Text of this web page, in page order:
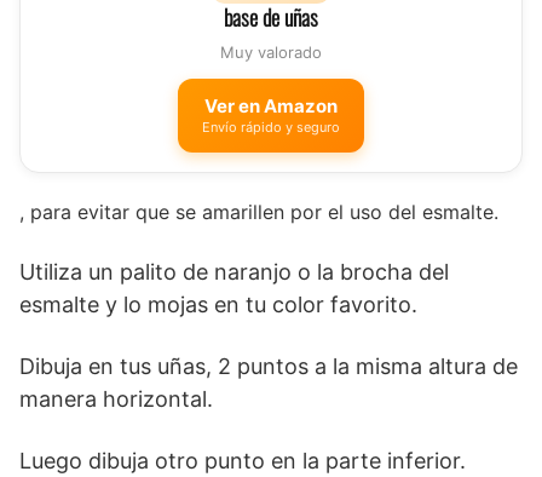
base de uñas
Muy valorado
Ver en Amazon
Envío rápido y seguro
, para evitar que se amarillen por el uso del esmalte.
Utiliza un palito de naranjo o la brocha del
esmalte y lo mojas en tu color favorito.
Dibuja en tus uñas, 2 puntos a la misma altura de
manera horizontal.
Luego dibuja otro punto en la parte inferior.